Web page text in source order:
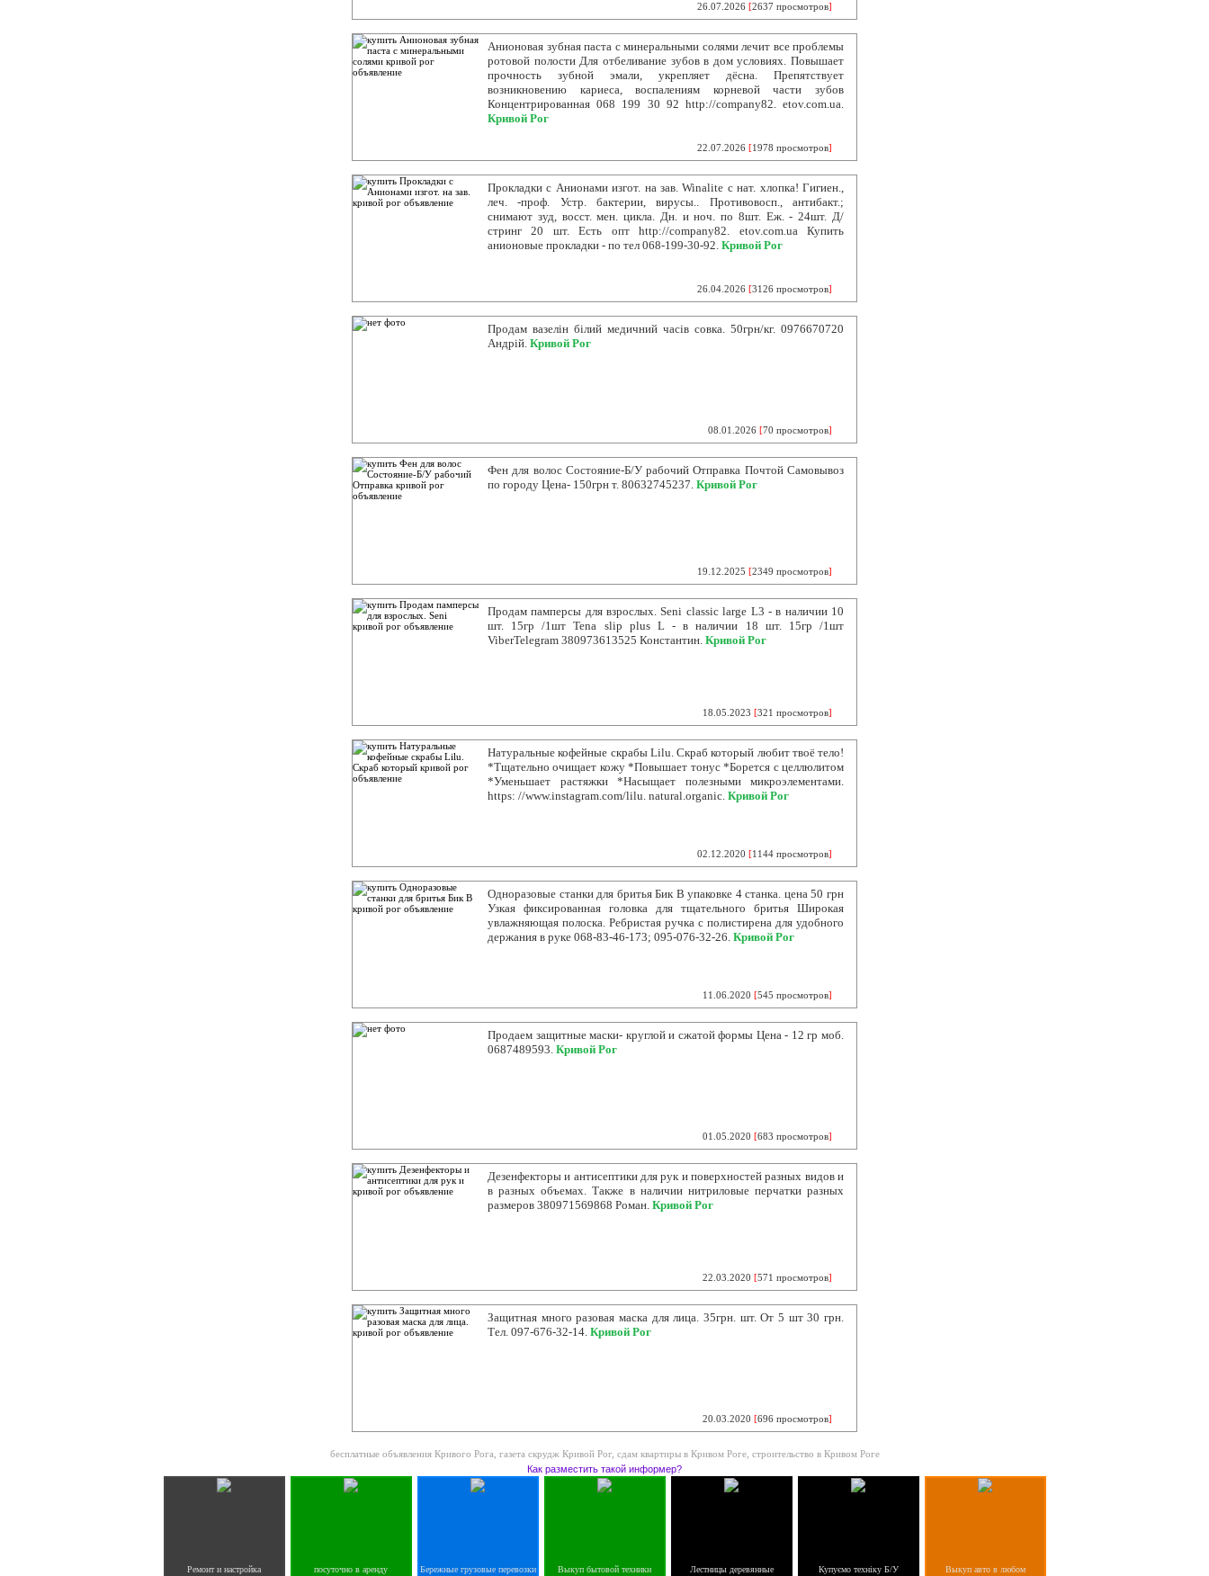
26.07.2026 [2637 просмотров]
Анионовая зубная паста с минеральными солями лечит все проблемы
ротовой полости Для отбеливание зубов в дом условиях. Повышает
прочность зубной эмали, укрепляет дёсна. Препятствует
возникновению кариеса, воспалениям корневой части зубов
Концентрированная 068 199 30 92 http://company82. etov.com.ua.
Кривой Рог
22.07.2026 [1978 просмотров]
Прокладки с Анионами изгот. на зав. Winalite с нат. хлопка! Гигиен.,
леч. -проф. Устр. бактерии, вирусы.. Противовосп., антибакт.;
снимают зуд, восст. мен. цикла. Дн. и ноч. по 8шт. Еж. - 24шт. Д/
стринг 20 шт. Есть опт http://company82. etov.com.ua Купить
анионовые прокладки - по тел 068-199-30-92. Кривой Рог
26.04.2026 [3126 просмотров]
Продам вазелін білий медичний часів совка. 50грн/кг. 0976670720
Андрій. Кривой Рог
08.01.2026 [70 просмотров]
Фен для волос Состояние-Б/У рабочий Отправка Почтой Самовывоз
по городу Цена- 150грн т. 80632745237. Кривой Рог
19.12.2025 [2349 просмотров]
Продам памперсы для взрослых. Seni classic large L3 - в наличии 10
шт. 15гр /1шт Tena slip plus L - в наличии 18 шт. 15гр /1шт
ViberTelegram 380973613525 Константин. Кривой Рог
18.05.2023 [321 просмотров]
Натуральные кофейные скрабы Lilu. Скраб который любит твоё тело!
*Тщательно очищает кожу *Повышает тонус *Борется с целлюлитом
*Уменьшает растяжки *Насыщает полезными микроэлементами.
https: //www.instagram.com/lilu. natural.organic. Кривой Рог
02.12.2020 [1144 просмотров]
Одноразовые станки для бритья Бик В упаковке 4 станка. цена 50 грн
Узкая фиксированная головка для тщательного бритья Широкая
увлажняющая полоска. Ребристая ручка с полистирена для удобного
держания в руке 068-83-46-173; 095-076-32-26. Кривой Рог
11.06.2020 [545 просмотров]
Продаем защитные маски- круглой и сжатой формы Цена - 12 гр моб.
0687489593. Кривой Рог
01.05.2020 [683 просмотров]
Дезенфекторы и антисептики для рук и поверхностей разных видов и
в разных объемах. Также в наличии нитриловые перчатки разных
размеров 380971569868 Роман. Кривой Рог
22.03.2020 [571 просмотров]
Защитная много разовая маска для лица. 35грн. шт. От 5 шт 30 грн.
Тел. 097-676-32-14. Кривой Рог
20.03.2020 [696 просмотров]
бесплатные объявления Кривого Рога газета скрудж Кривой Рог, сдам квартиры в Кривом Роге, строительство в Кривом Роге
Как разместить такой информер?
Ремонт и настройка
посуточно в аренду
Бережные грузовые перевозки
Выкуп бытовой техники
Лестницы деревянные
Купуємо техніку Б/У
Выкуп авто в любом